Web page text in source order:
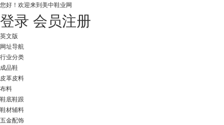
您好！ 欢迎来到美中鞋业网
登录 会员注册
英文版
网址导航
行业分类
成品鞋
皮革皮料
布料
鞋底鞋跟
鞋材辅料
五金配饰